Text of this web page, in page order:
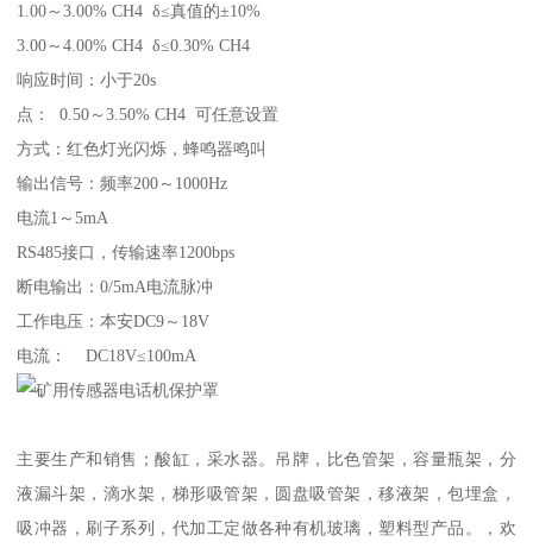
1.00～3.00% CH4 δ≤真值的±10%
3.00～4.00% CH4 δ≤0.30% CH4
响应时间：小于20s
点： 0.50～3.50% CH4 可任意设置
方式：红色灯光闪烁，蜂鸣器鸣叫
输出信号：频率200～1000Hz
电流1～5mA
RS485接口，传输速率1200bps
断电输出：0/5mA电流脉冲
工作电压：本安DC9～18V
电流： DC18V≤100mA
主要生产和销售；酸缸，采水器。吊牌，比色管架，容量瓶架，分
液漏斗架，滴水架，梯形吸管架，圆盘吸管架，移液架，包埋盒，
吸冲器，刷子系列，代加工定做各种有机玻璃，塑料型产品。，欢